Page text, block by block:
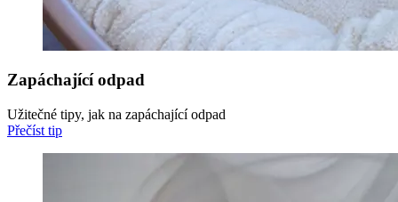
Zapáchající odpad
Užitečné tipy, jak na zapáchající odpad
Přečíst tip